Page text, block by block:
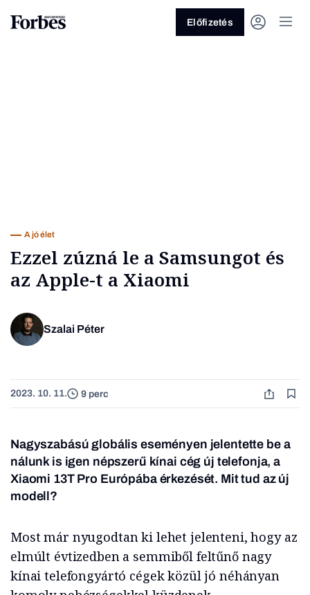
Előfizetés
A jó élet
Ezzel zúzná le a Samsungot és
az Apple-t a Xiaomi
Szalai Péter
2023. 10. 11. 9 perc
Nagyszabású globális eseményen jelentette be a
nálunk is igen népszerű kínai cég új telefonja, a
Xiaomi 13T Pro Európába érkezését. Mit tud az új
modell?
Most már nyugodtan ki lehet jelenteni, hogy az
elmúlt évtizedben a semmiből feltűnő nagy
kínai telefongyártó cégek közül jó néhányan